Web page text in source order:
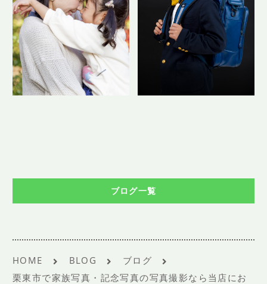
ブログ一覧
HOME BLOG
ブログ
栗東市で家族写真・記念写真の写真撮影なら当店にお